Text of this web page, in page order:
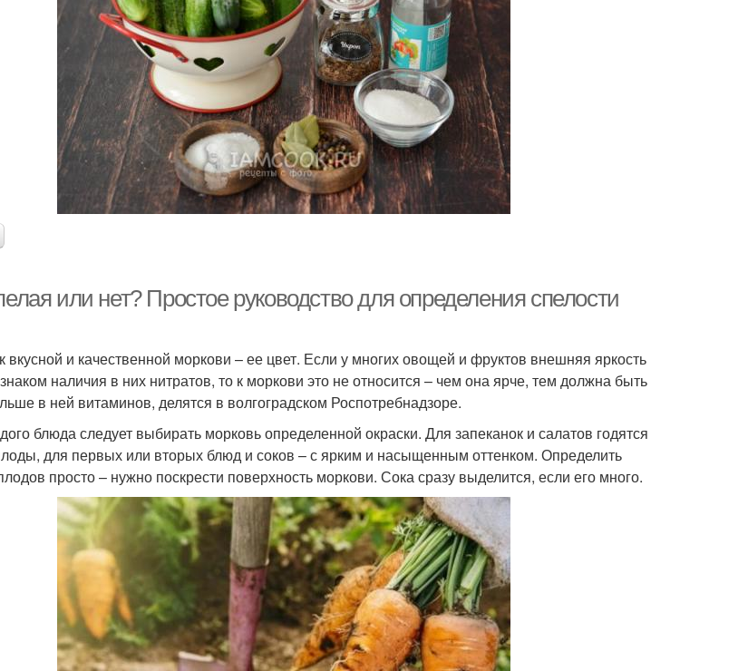
или нет? Простое руководство для определения спелости
вкусной и качественной моркови – ее цвет. Если у многих овощей и фруктов внешняя яркость
наличия в них нитратов, то к моркови это не относится – чем она ярче, тем должна быть
в ней витаминов, делятся в волгоградском Роспотребнадзоре.
блюда следует выбирать морковь определенной окраски. Для запеканок и салатов годятся
для первых или вторых блюд и соков – с ярким и насыщенным оттенком. Определить
просто – нужно поскрести поверхность моркови. Сока сразу выделится, если его много.